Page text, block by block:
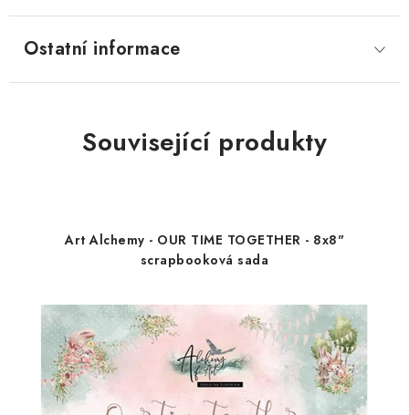
Ostatní informace
Související produkty
Art Alchemy - OUR TIME TOGETHER - 8x8"
scrapbooková sada